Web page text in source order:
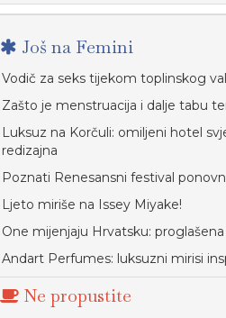
Još na Femini
Vodič za seks tijekom toplinskog
Zašto je menstruacija i dalje tabu
Luksuz na Korčuli: omiljeni hotel
redizajna
Poznati Renesansni festival
Ljeto miriše na Issey Miyake!
One mijenjaju Hrvatsku:
Andart Perfumes: luksuzni mirisi
Ne propustite